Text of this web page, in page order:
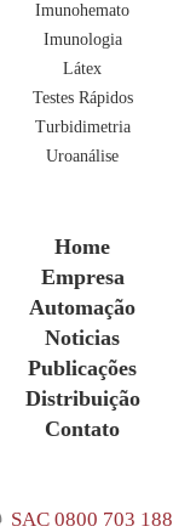
Imunohemato
Imunologia
Látex
Testes Rápidos
Turbidimetria
Uroanálise
Home
Empresa
Automação
Noticias
Publicações
Distribuição
Contato
SAC 0800 703